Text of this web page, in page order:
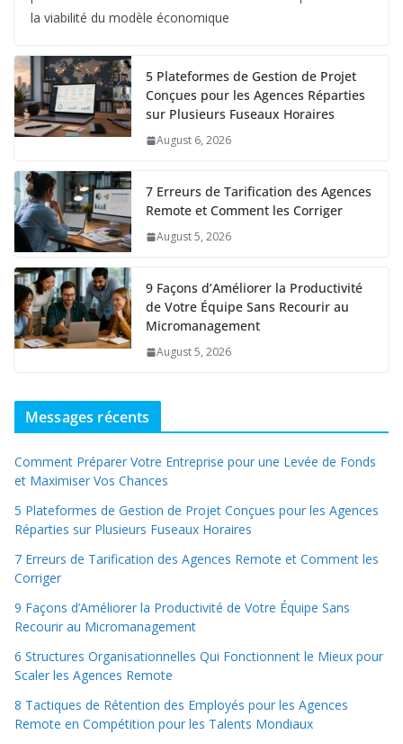
la viabilité du modèle économique
5 Plateformes de Gestion de Projet
Conçues pour les Agences Réparties
sur Plusieurs Fuseaux Horaires
August 6, 2026
7 Erreurs de Tarification des Agences
Remote et Comment les Corriger
August 5, 2026
9 Façons d’Améliorer la Productivité
de Votre Équipe Sans Recourir au
Micromanagement
August 5, 2026
Messages récents
Comment Préparer Votre Entreprise pour une Levée de Fonds
et Maximiser Vos Chances
5 Plateformes de Gestion de Projet Conçues pour les Agences
Réparties sur Plusieurs Fuseaux Horaires
7 Erreurs de Tarification des Agences Remote et Comment les
Corriger
9 Façons d’Améliorer la Productivité de Votre Équipe Sans
Recourir au Micromanagement
6 Structures Organisationnelles Qui Fonctionnent le Mieux pour
Scaler les Agences Remote
8 Tactiques de Rétention des Employés pour les Agences
Remote en Compétition pour les Talents Mondiaux